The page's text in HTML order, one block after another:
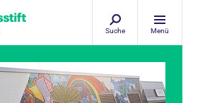
Suche Menü